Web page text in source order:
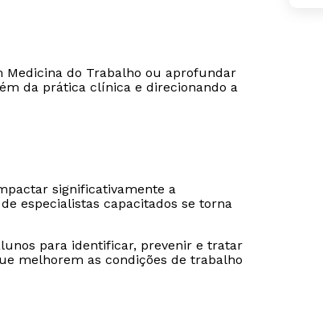
Medicina do Trabalho ou aprofundar
da prática clínica e direcionando a
significativamente a
especialistas capacitados se torna
para identificar, prevenir e tratar
melhorem as condições de trabalho